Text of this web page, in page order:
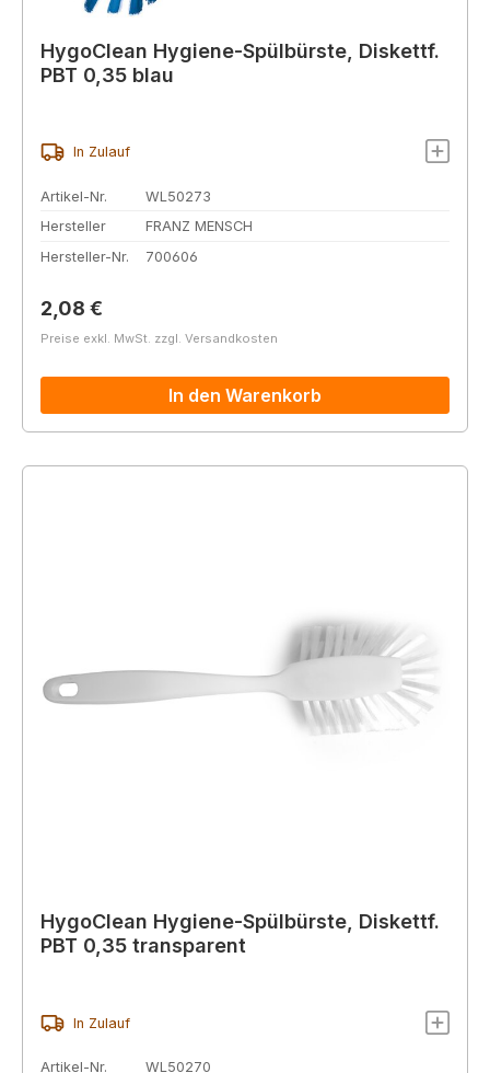
HygoClean Hygiene-Spülbürste, Diskettf.
PBT 0,35 blau
In Zulauf
Artikel-Nr.
WL50273
Hersteller
FRANZ MENSCH
Hersteller-Nr.
700606
Regulärer Preis:
2,08 €
Preise exkl. MwSt. zzgl. Versandkosten
In den Warenkorb
HygoClean Hygiene-Spülbürste, Diskettf.
PBT 0,35 transparent
In Zulauf
Artikel-Nr.
WL50270